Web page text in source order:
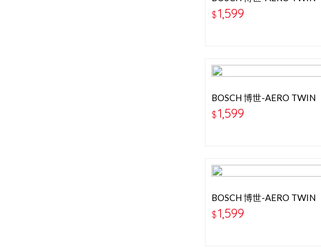
26+26吋 專用軟骨雨刷
$1,599
BOSCH 博世-AERO TWIN
24+20吋 專用軟骨雨刷
$1,599
BOSCH 博世-AERO TWIN
26+20吋 專用軟骨雨刷
$1,599